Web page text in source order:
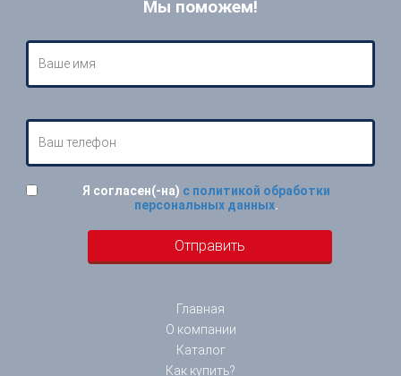
Мы поможем!
Я согласен(-на) с политикой обработки
персональных данных.
Главная
О компании
Каталог
Как купить?